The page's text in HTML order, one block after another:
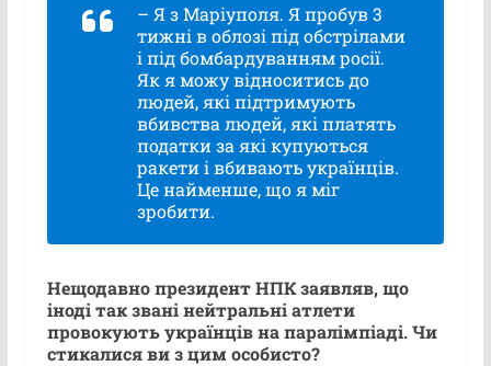
– Я з Маріуполя. Я пробув 3
тижні в облозі під обстрілами
і під бомбардуванням росії.
Як я можу відноситись до
людей, які підтримують
вбивства людей, які платять
податки за які купуються
ракети і вбивають українців.
Це найменше, що я міг
зробити.
Нещодавно президент НПК заявляв, що
іноді так звані нейтральні атлети
провокують українців на паралімпіаді. Чи
стикалися ви з цим особисто?